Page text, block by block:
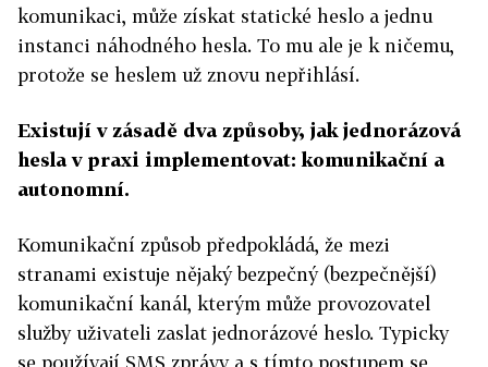
komunikaci, může získat statické heslo a jednu
instanci náhodného hesla. To mu ale je k ničemu,
protože se heslem už znovu nepřihlásí.
Existují v zásadě dva způsoby, jak jednorázová
hesla v praxi implementovat: komunikační a
autonomní.
Komunikační způsob předpokládá, že mezi
stranami existuje nějaký bezpečný (bezpečnější)
komunikační kanál, kterým může provozovatel
služby uživateli zaslat jednorázové heslo. Typicky
se používají SMS zprávy a s tímto postupem se